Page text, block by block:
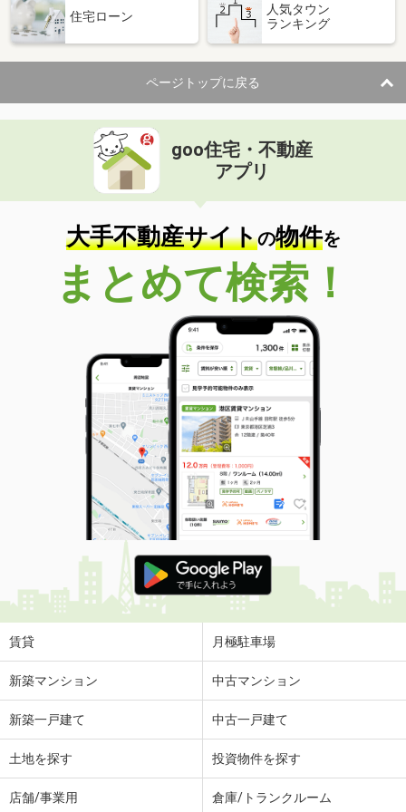
住宅ローン
人気タウン
ランキング
ページトップに戻る
goo住宅・不動産
アプリ
大手不動産サイトの物件を
まとめて検索！
賃貸 月極駐車場
新築マンション 中古マンション
新築一戸建て 中古一戸建て
土地を探す 投資物件を探す
店舗/事業用 倉庫/トランクルーム